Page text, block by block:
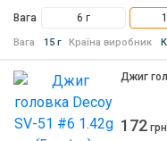
Вага
6 г
Вага 15 г Країна виробник
Джиг
172 грн